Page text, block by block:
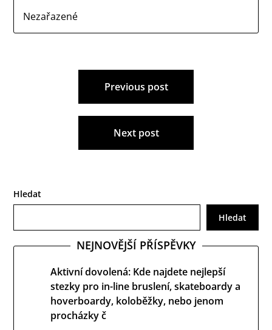
Nezařazené
příspěvek
Previous post
Next post
Hledat
Hledat
NEJNOVĚJŠÍ PŘÍSPĚVKY
Aktivní dovolená: Kde najdete nejlepší
stezky pro in-line bruslení, skateboardy a
hoverboardy, koloběžky, nebo jenom
procházky č